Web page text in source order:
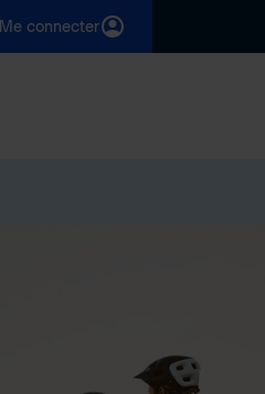
Me connecter